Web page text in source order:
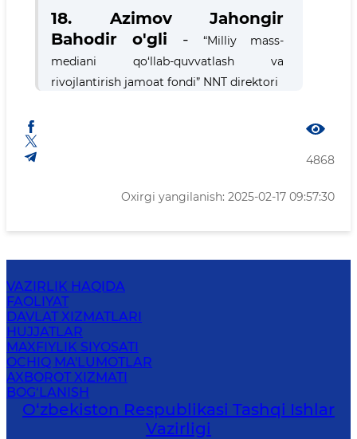
18. Azimov Jahongir
Bahodir o'gli -
“Milliy mass-
mediani qo‘llab-quvvatlash va
rivojlantirish jamoat fondi” NNT direktori
4868
Oxirgi yangilanish: 2025-02-17 09:57:30
VAZIRLIK HAQIDA
FAOLIYAT
DAVLAT XIZMATLARI
HUJJATLAR
MAXFIYLIK SIYOSATI
OCHIQ MA'LUMOTLAR
AXBOROT XIZMATI
BOG‘LANISH
O‘zbеkistоn Rеspublikаsi Tashqi Ishlаr
Vаzirligi